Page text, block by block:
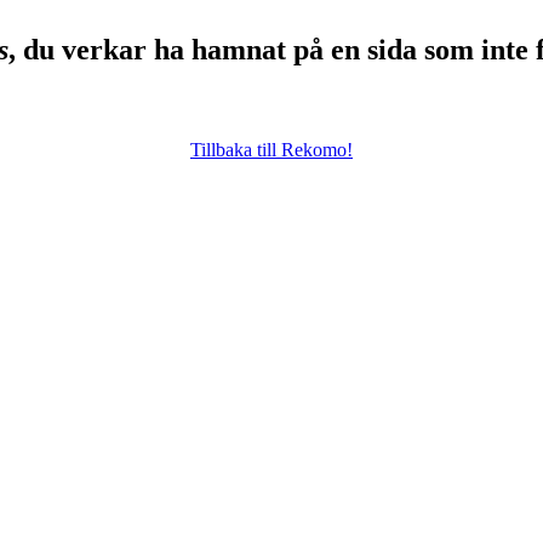
, du verkar ha hamnat på en sida som inte
Tillbaka till Rekomo!